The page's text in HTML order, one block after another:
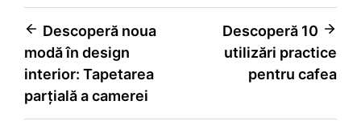
Navigare
în
articole
Descoperă noua
modă în design
interior: Tapetarea
parțială a camerei
Descoperă 10
utilizări practice
pentru cafea